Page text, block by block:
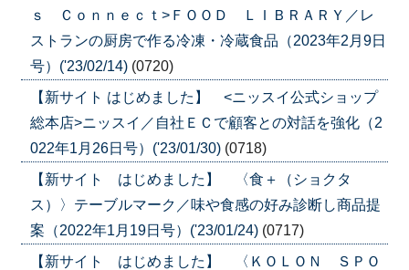
ｓ Ｃｏｎｎｅｃｔ>ＦＯＯＤ ＬＩＢＲＡＲＹ／レ
ストランの厨房で作る冷凍・冷蔵食品（2023年2月9日
号）('23/02/14) (0720)
【新サイト はじめました】 <ニッスイ公式ショップ
総本店>ニッスイ／自社ＥＣで顧客との対話を強化（2
022年1月26日号）('23/01/30) (0718)
【新サイト はじめました】 〈食＋（ショクタ
ス）〉テーブルマーク／味や食感の好み診断し商品提
案（2022年1月19日号）('23/01/24) (0717)
【新サイト はじめました】 〈ＫＯＬＯＮ ＳＰＯ